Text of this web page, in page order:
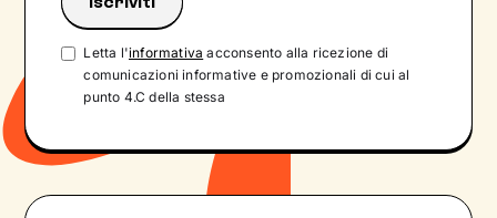
Letta l'informativa acconsento alla ricezione di
comunicazioni informative e promozionali di cui al
punto 4.C della stessa